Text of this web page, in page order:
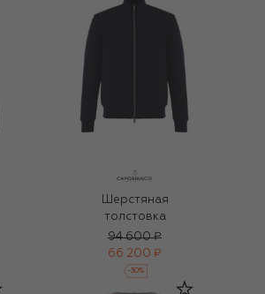
Шерстяная
толстовка
94 600 ₽
66 200 ₽
-30%